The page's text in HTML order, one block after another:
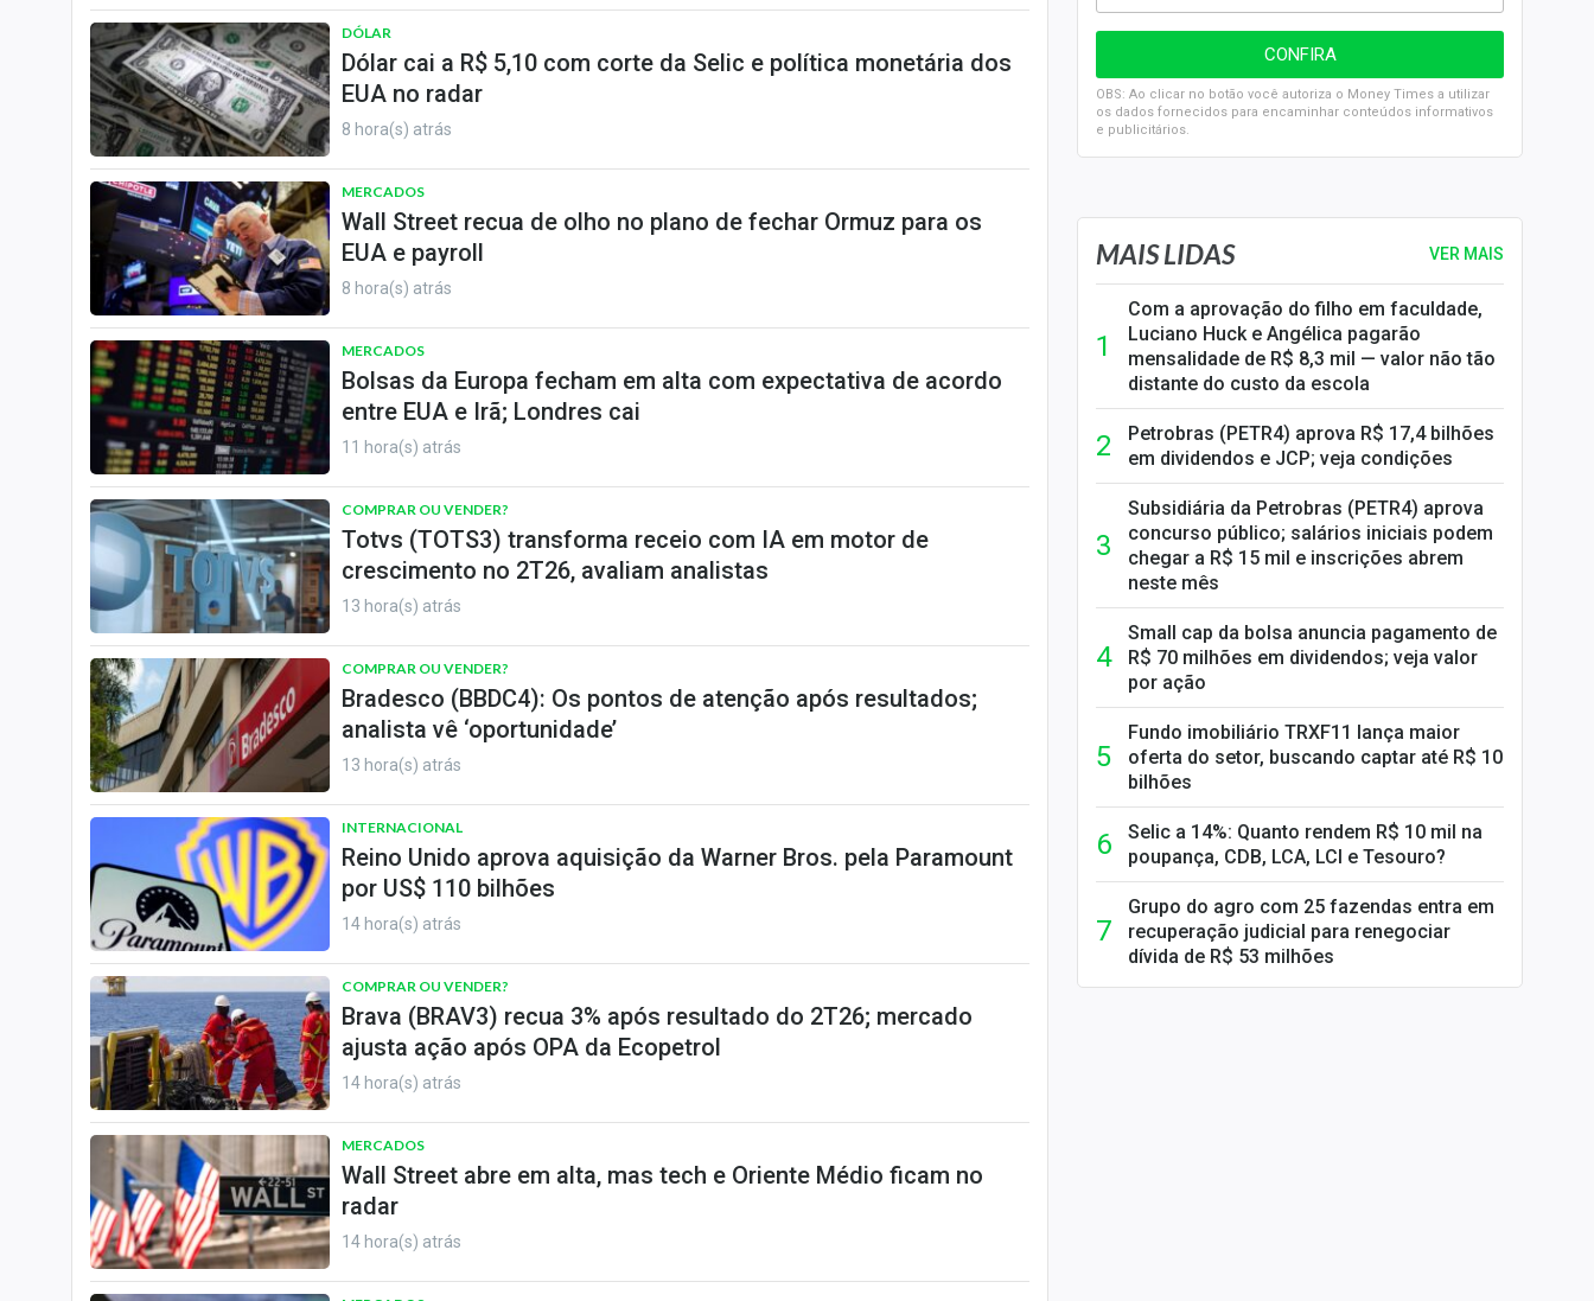
DÓLAR
Dólar cai a R$ 5,10 com corte da Selic e política monetária dos
EUA no radar
8 hora(s) atrás
MERCADOS
Wall Street recua de olho no plano de fechar Ormuz para os
EUA e payroll
8 hora(s) atrás
MERCADOS
Bolsas da Europa fecham em alta com expectativa de acordo
entre EUA e Irã; Londres cai
11 hora(s) atrás
COMPRAR OU VENDER?
Totvs (TOTS3) transforma receio com IA em motor de
crescimento no 2T26, avaliam analistas
13 hora(s) atrás
COMPRAR OU VENDER?
Bradesco (BBDC4): Os pontos de atenção após resultados;
analista vê ‘oportunidade’
13 hora(s) atrás
INTERNACIONAL
Reino Unido aprova aquisição da Warner Bros. pela Paramount
por US$ 110 bilhões
14 hora(s) atrás
COMPRAR OU VENDER?
Brava (BRAV3) recua 3% após resultado do 2T26; mercado
ajusta ação após OPA da Ecopetrol
14 hora(s) atrás
MERCADOS
Wall Street abre em alta, mas tech e Oriente Médio ficam no
radar
14 hora(s) atrás
OBS: Ao clicar no botão você autoriza o Money Times a utilizar
os dados fornecidos para encaminhar conteúdos informativos
e publicitários.
SELIC em 14%: A repercussão da decisão sobre os JUROS
MAIS LIDAS VER MAIS
Com a aprovação do filho em faculdade,
Luciano Huck e Angélica pagarão
mensalidade de R$ 8,3 mil — valor não tão
distante do custo da escola
Petrobras (PETR4) aprova R$ 17,4 bilhões
em dividendos e JCP; veja condições
Subsidiária da Petrobras (PETR4) aprova
concurso público; salários iniciais podem
chegar a R$ 15 mil e inscrições abrem
neste mês
Small cap da bolsa anuncia pagamento de
R$ 70 milhões em dividendos; veja valor
por ação
Fundo imobiliário TRXF11 lança maior
oferta do setor, buscando captar até R$ 10
bilhões
Selic a 14%: Quanto rendem R$ 10 mil na
poupança, CDB, LCA, LCI e Tesouro?
Grupo do agro com 25 fazendas entra em
recuperação judicial para renegociar
dívida de R$ 53 milhões